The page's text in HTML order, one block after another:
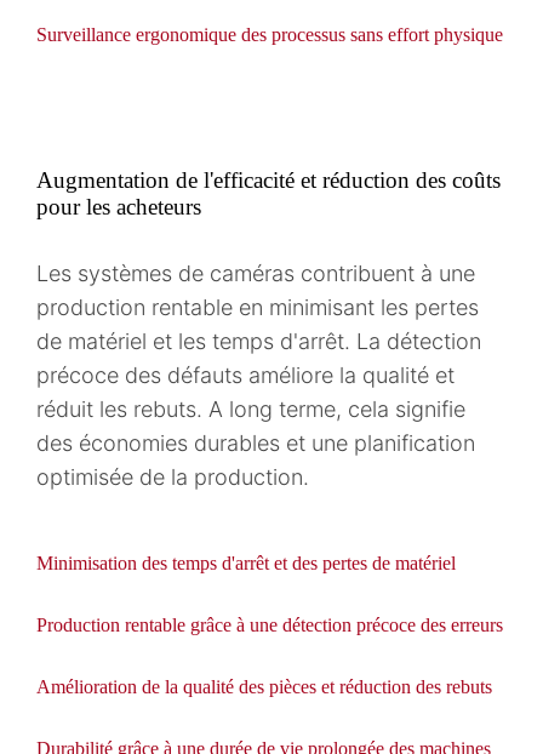
Surveillance ergonomique des processus sans effort physique
Augmentation de l'efficacité et réduction des coûts
pour les acheteurs
Les systèmes de caméras contribuent à une
production rentable en minimisant les pertes
de matériel et les temps d'arrêt. La détection
précoce des défauts améliore la qualité et
réduit les rebuts. A long terme, cela signifie
des économies durables et une planification
optimisée de la production.
Minimisation des temps d'arrêt et des pertes de matériel
Production rentable grâce à une détection précoce des erreurs
Amélioration de la qualité des pièces et réduction des rebuts
Durabilité grâce à une durée de vie prolongée des machines